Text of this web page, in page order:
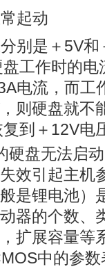
起动
是＋5V和
工作时的
电流，而工
则硬盘就不
复到＋12V电
硬盘无法启
引起主机
是锂电池）
器的个数、
扩展容量等
中的参